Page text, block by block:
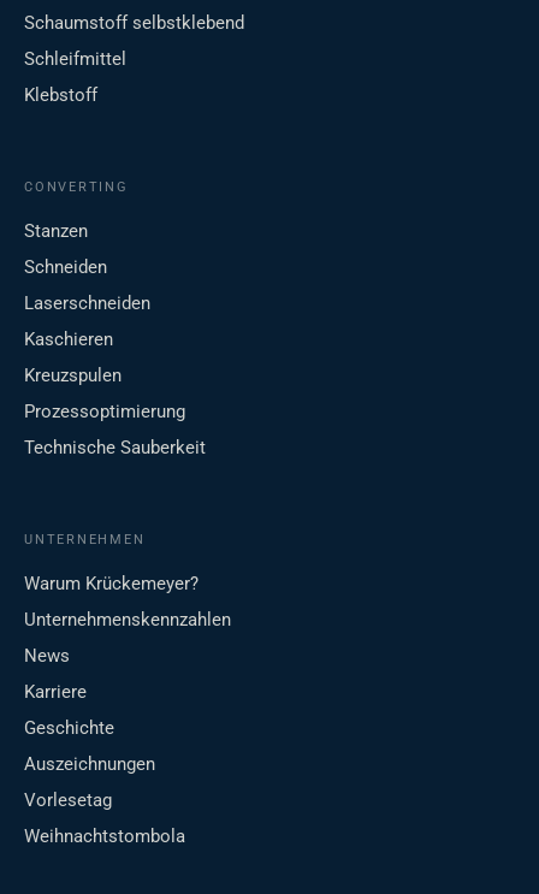
Schaumstoff selbstklebend
Schleifmittel
Klebstoff
CONVERTING
Stanzen
Schneiden
Laserschneiden
Kaschieren
Kreuzspulen
Prozessoptimierung
Technische Sauberkeit
UNTERNEHMEN
Warum Krückemeyer?
Unternehmenskennzahlen
News
Karriere
Geschichte
Auszeichnungen
Vorlesetag
Weihnachtstombola